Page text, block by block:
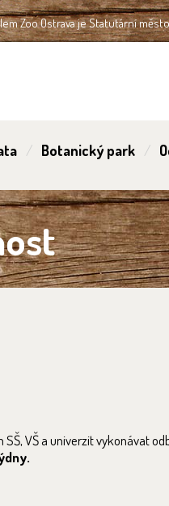
Zoo Ostrava je Statutární
Botanický park
VŠ a univerzit vykonávat